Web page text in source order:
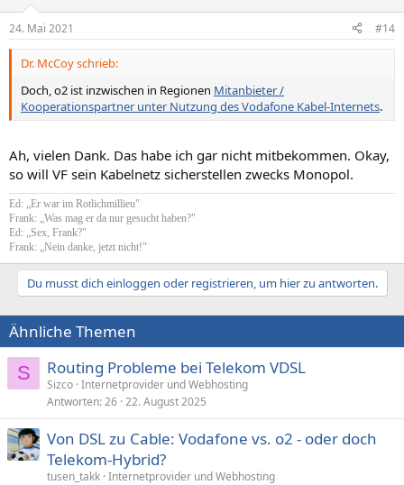
e
n
24. Mai 2021 #14
Dr. McCoy schrieb:
Doch, o2 ist inzwischen in Regionen Mitanbieter /
Kooperationspartner unter Nutzung des Vodafone Kabel-Internets.
Ah, vielen Dank. Das habe ich gar nicht mitbekommen. Okay,
so will VF sein Kabelnetz sicherstellen zwecks Monopol.
Ed: „Er war im Rotlichmillieu"
Frank: „Was mag er da nur gesucht haben?"
Ed: „Sex, Frank?"
Frank: „Nein danke, jetzt nicht!"
Du musst dich einloggen oder registrieren, um hier zu antworten.
Ähnliche Themen
S Routing Probleme bei Telekom VDSL
Sizco Internetprovider und Webhosting
Antworten 26 22. August 2025
Von DSL zu Cable: Vodafone vs. o2 - oder doch
Telekom-Hybrid?
tusen_takk Internetprovider und Webhosting